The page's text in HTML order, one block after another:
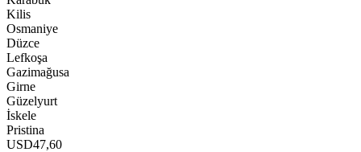
Kilis
Osmaniye
Düzce
Lefkoşa
Gazimağusa
Girne
Güzelyurt
İskele
Pristina
USD47,60